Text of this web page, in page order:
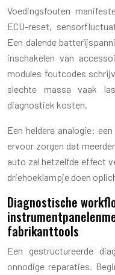
Voedingsfouten
ECU-reset,
Een dalende
inschakelen van
modules foutcodes
slechte massa vaak
diagnostiek kosten.
Een heldere analogie:
ervoor zorgen dat
auto zal hetzelfde effect
driehoeklampje doen
Diagnostische
fabrikanttools
Een gestructureerde
onnodige reparaties.